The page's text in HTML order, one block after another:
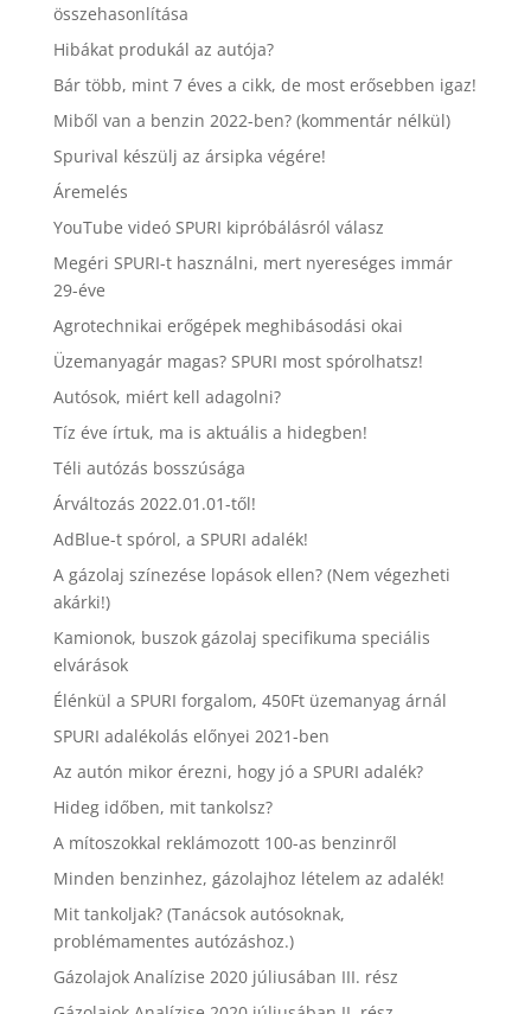
összehasonlítása
Hibákat produkál az autója?
Bár több, mint 7 éves a cikk, de most erősebben igaz!
Miből van a benzin 2022-ben? (kommentár nélkül)
Spurival készülj az ársipka végére!
Áremelés
YouTube videó SPURI kipróbálásról válasz
Megéri SPURI-t használni, mert nyereséges immár
29-éve
Agrotechnikai erőgépek meghibásodási okai
Üzemanyagár magas? SPURI most spórolhatsz!
Autósok, miért kell adagolni?
Tíz éve írtuk, ma is aktuális a hidegben!
Téli autózás bosszúsága
Árváltozás 2022.01.01-től!
AdBlue-t spórol, a SPURI adalék!
A gázolaj színezése lopások ellen? (Nem végezheti
akárki!)
Kamionok, buszok gázolaj specifikuma speciális
elvárások
Élénkül a SPURI forgalom, 450Ft üzemanyag árnál
SPURI adalékolás előnyei 2021-ben
Az autón mikor érezni, hogy jó a SPURI adalék?
Hideg időben, mit tankolsz?
A mítoszokkal reklámozott 100-as benzinről
Minden benzinhez, gázolajhoz lételem az adalék!
Mit tankoljak? (Tanácsok autósoknak,
problémamentes autózáshoz.)
Gázolajok Analízise 2020 júliusában III. rész